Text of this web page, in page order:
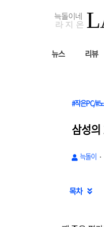
뉴스 리뷰
#작은PC/#
삼성
늑돌이
목차 